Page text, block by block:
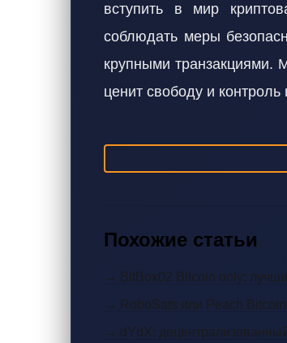
вступить в мир
соблюдать меры
крупными транзакциями.
ценит свободу и
Похожие статьи
→ BitBox02 Bitcoin only:
→ RoboSats или Peach
→ dYdX: